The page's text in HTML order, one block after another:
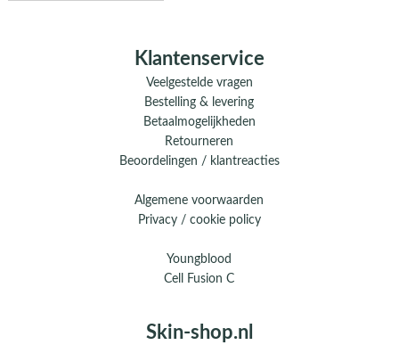
Klantenservice
Veelgestelde vragen
Bestelling & levering
Betaalmogelijkheden
Retourneren
Beoordelingen / klantreacties
Algemene voorwaarden
Privacy / cookie policy
Youngblood
Cell Fusion C
Skin-shop.nl